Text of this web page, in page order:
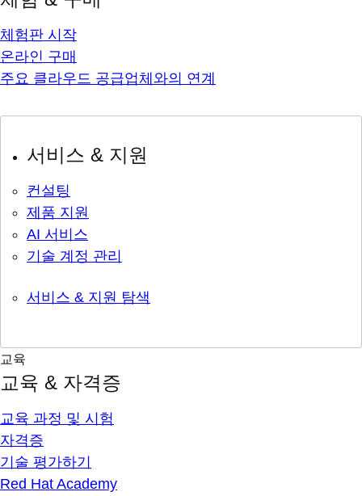
체험판 시작
온라인 구매
주요 클라우드 공급업체와의 연계
서비스 & 지원
컨설팅
제품 지원
AI 서비스
기술 계정 관리
서비스 & 지원 탐색
교육
교육 & 자격증
교육 과정 및 시험
자격증
기술 평가하기
Red Hat Academy